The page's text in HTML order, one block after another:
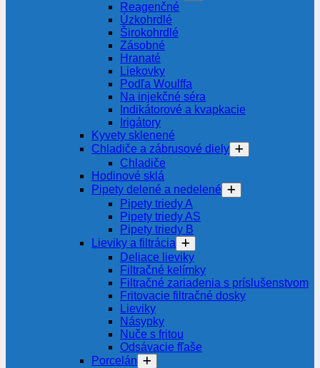
Reagenčné
Úzkohrdlé
Širokohrdlé
Zásobné
Hranaté
Liekovky
Podľa Woulffa
Na injekčné séra
Indikátorové a kvapkacie
Irigátory
Kyvety sklenené
Chladiče a zábrusové diely
Chladiče
Hodinové sklá
Pipety delené a nedelené
Pipety triedy A
Pipety triedy AS
Pipety triedy B
Lieviky a filtrácia
Deliace lieviky
Filtračné kelímky
Filtračné zariadenia s príslušenstvom
Fritovacie filtračné dosky
Lieviky
Násypky
Nuče s fritou
Odsávacie fľaše
Porcelán